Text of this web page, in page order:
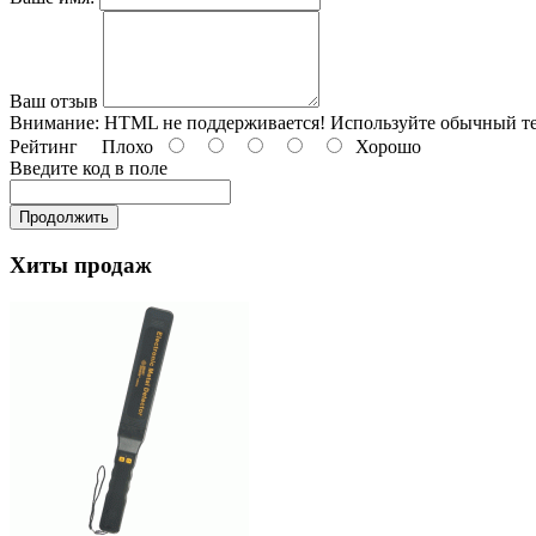
Ваш отзыв
Внимание: HTML не поддерживается! Используйте обычный
Рейтинг Плохо
Хорошо
Введите код в поле
Продолжить
Хиты продаж